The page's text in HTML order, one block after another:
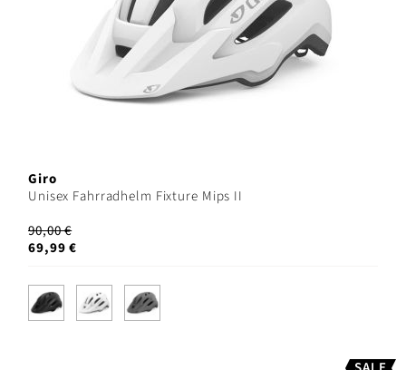
Giro
Unisex Fahrradhelm Fixture Mips II
90,00 €
69,99 €